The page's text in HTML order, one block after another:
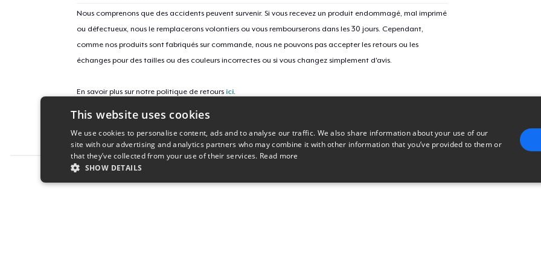
Nous comprenons que des accidents peuvent survenir. Si vous recevez un produit endommagé, mal imprimé
ou défectueux, nous le remplacerons volontiers ou vous rembourserons dans les 30 jours. Cependant,
comme nos produits sont fabriqués sur commande, nous ne pouvons pas accepter les retours ou les
échanges pour des tailles ou des couleurs incorrectes ou si vous changez simplement d'avis.
En savoir plus sur notre politique de retours ici.
ID campagne
new-ball-python-dad
This website uses cookies
We use cookies to personalise content, ads and to analyse our traffic. We also share information about your use of our
site with our advertising and analytics partners who may combine it with other information that you’ve provided to them or
that they’ve collected from your use of their services. Read more
SHOW DETAILS